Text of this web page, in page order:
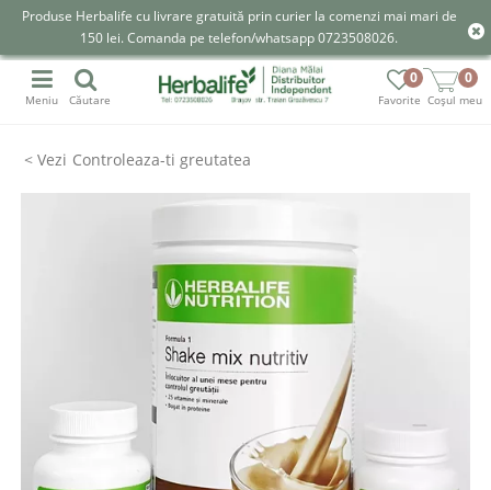
Produse Herbalife cu livrare gratuită prin curier la comenzi mai mari de
150 lei. Comanda pe telefon/whatsapp 0723508026.
Favorite
0
Coșul meu
0
Meniu Căutare
Controleaza-ti greutatea